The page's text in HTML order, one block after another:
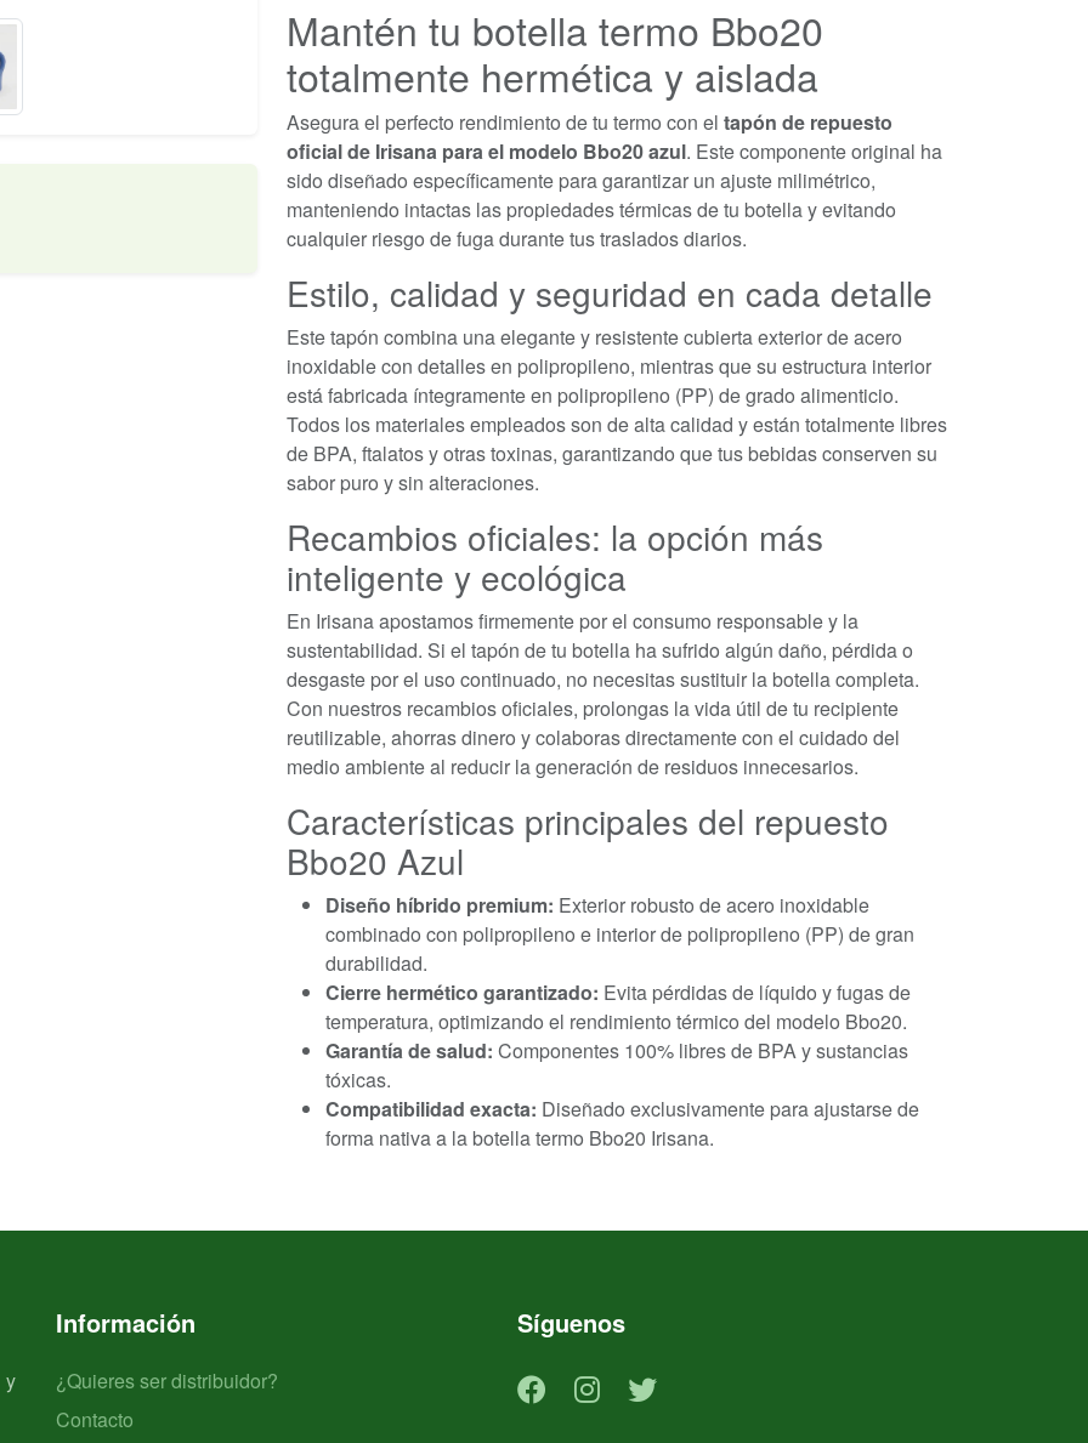
Mantén tu botella termo Bbo20
totalmente hermética y aislada
Asegura el perfecto rendimiento de tu termo con el tapón de repuesto
oficial de Irisana para el modelo Bbo20 azul. Este componente original ha
sido diseñado específicamente para garantizar un ajuste milimétrico,
manteniendo intactas las propiedades térmicas de tu botella y evitando
cualquier riesgo de fuga durante tus traslados diarios.
Estilo, calidad y seguridad en cada detalle
Este tapón combina una elegante y resistente cubierta exterior de acero
inoxidable con detalles en polipropileno, mientras que su estructura interior
está fabricada íntegramente en polipropileno (PP) de grado alimenticio.
Todos los materiales empleados son de alta calidad y están totalmente libres
de BPA, ftalatos y otras toxinas, garantizando que tus bebidas conserven su
sabor puro y sin alteraciones.
Recambios oficiales: la opción más
inteligente y ecológica
En Irisana apostamos firmemente por el consumo responsable y la
sustentabilidad. Si el tapón de tu botella ha sufrido algún daño, pérdida o
desgaste por el uso continuado, no necesitas sustituir la botella completa.
Con nuestros recambios oficiales, prolongas la vida útil de tu recipiente
reutilizable, ahorras dinero y colaboras directamente con el cuidado del
medio ambiente al reducir la generación de residuos innecesarios.
Características principales del repuesto
Bbo20 Azul
Diseño híbrido premium: Exterior robusto de acero inoxidable
combinado con polipropileno e interior de polipropileno (PP) de gran
durabilidad.
Cierre hermético garantizado: Evita pérdidas de líquido y fugas de
temperatura, optimizando el rendimiento térmico del modelo Bbo20.
Garantía de salud: Componentes 100% libres de BPA y sustancias
tóxicas.
Compatibilidad exacta: Diseñado exclusivamente para ajustarse de
forma nativa a la botella termo Bbo20 Irisana.
y
Información
¿Quieres ser distribuidor?
Contacto
Síguenos